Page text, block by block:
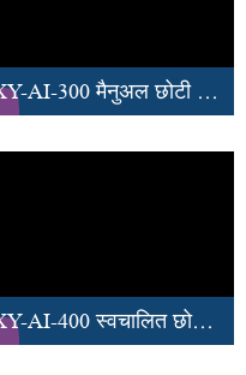
XY-AI-300 मैनुअल छोटी टॉयलेट रोल पेपर कटिंग मशीन
XY-AI-400 स्वचालित छोटी टॉयलेट रोल पेपर बैंड सॉ कटिंग मशीन